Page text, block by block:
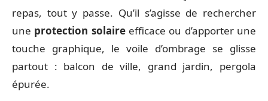
repas, tout y passe. Qu’il s’agisse de rechercher
une protection solaireefficace ou d’apporter une
touche graphique, le voile d’ombrage se glisse
partout : balcon de ville, grand jardin, pergola
épurée.